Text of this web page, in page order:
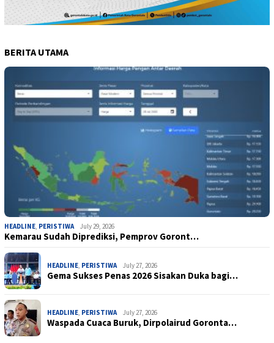
BERITA UTAMA
HEADLINE, PERISTIWA July 29, 2026
Kemarau Sudah Diprediksi, Pemprov Goront…
HEADLINE, PERISTIWA July 27, 2026
Gema Sukses Penas 2026 Sisakan Duka bagi…
HEADLINE, PERISTIWA July 27, 2026
Waspada Cuaca Buruk, Dirpolairud Goronta…